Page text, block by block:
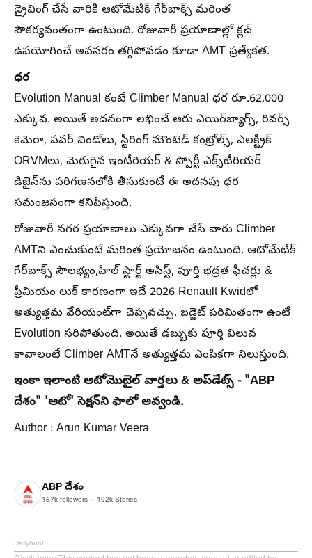
డ్రైవింగ్ చేసే వారికి ఆటోమేటిక్ గేర్‌బాక్స్ మరింత
సౌకర్యవంతంగా ఉంటుంది. రోజువారీ ప్రయాణాల్లో క్లచ్
ఉపయోగించే అవసరం తగ్గిపోవడం కూడా AMT ప్రత్యేకత.
ధర
Evolution Manual కంటే Climber Manual ధర రూ.62,000
ఎక్కువ. అయితే అదనంగా లభించే ఆరు ఎయిర్‌బ్యాగ్స్, రివర్స్
కెమెరా, పవర్ విండోలు, స్టీరింగ్ మౌంటెడ్ కంట్రోల్స్, ఎలక్ట్రిక్
ORVMలు, మెరుగైన ఇంటీరియర్ & స్పోర్టీ ఎక్స్‌టీరియర్
డిజైన్‌ను పరిగణనలోకి తీసుకుంటే ఈ అదనపు ధర
సమంజసంగా కనిపిస్తుంది.
రోజువారీ నగర ప్రయాణాలు ఎక్కువగా చేసే వారు Climber
AMTని ఎంచుకుంటే మరింత ప్రయోజనం ఉంటుంది. ఆటోమేటిక్
గేర్‌బాక్స్ సౌలభ్యం,హిల్‌ స్టార్ట్‌ అసిస్ట్‌, పూర్తి భద్రత ఫీచర్లు &
ప్రీమియం లుక్ కారణంగా ఇదే 2026 Renault Kwidలో
అత్యుత్తమ వేరియంట్‌గా చెప్పవచ్చు. బడ్జెట్ పరిమితంగా ఉంటే
Evolution సరిపోతుంది. అయితే డబ్బుకు పూర్తి విలువ
కావాలంటే Climber AMTనే అత్యుత్తమ ఎంపికగా నిలుస్తుంది.
ఇంకా ఇలాంటి ఆటోమొబైల్‌ వార్తలు & అప్‌డేట్స్‌ - "ABP
దేశం" 'ఆటో' సెక్షన్‌ని ఫాలో అవ్వండి.
Author : Arun Kumar Veera
ABP దేశం
167k followers 192k Stories
Dailyhunt